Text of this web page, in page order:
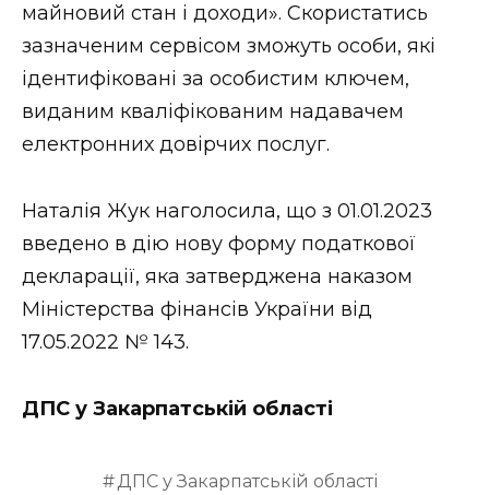
майновий стан і доходи». Скористатись
зазначеним сервісом зможуть особи, які
ідентифіковані за особистим ключем,
виданим кваліфікованим надавачем
електронних довірчих послуг.
Наталія Жук наголосила, що з 01.01.2023
введено в дію нову форму податкової
декларації, яка затверджена наказом
Міністерства фінансів України від
17.05.2022 № 143.
ДПС у Закарпатській області
ДПС у Закарпатській області